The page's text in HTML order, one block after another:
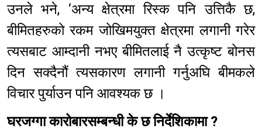
उनले भने, ‘अन्य क्षेत्रमा रिस्क पनि उत्तिकै छ,
बीमितहरुको रकम जोखिमयुक्त क्षेत्रमा लगानी गरेर
त्यसबाट आम्दानी नभए बीमितलाई नै उत्कृष्ट बोनस
दिन सक्दैनौं त्यसकारण लगानी गर्नुअघि बीमकले
विचार पुर्याउन पनि आवश्यक छ ।
घरजग्गा कारोबारसम्बन्धी के छ निर्देशिकामा ?